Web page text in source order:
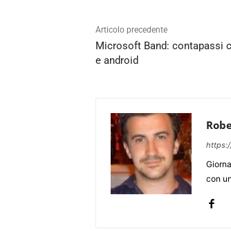
Articolo precedente
Microsoft Band: contapassi
e android
con